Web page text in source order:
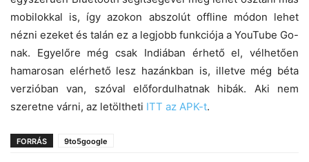
mobilokkal is, így azokon abszolút offline módon lehet
nézni ezeket és talán ez a legjobb funkciója a YouTube Go-
nak. Egyelőre még csak Indiában érhető el, vélhetően
hamarosan elérhető lesz hazánkban is, illetve még béta
verzióban van, szóval előfordulhatnak hibák. Aki nem
szeretne várni, az letöltheti ITT az APK-t.
FORRÁS 9to5google